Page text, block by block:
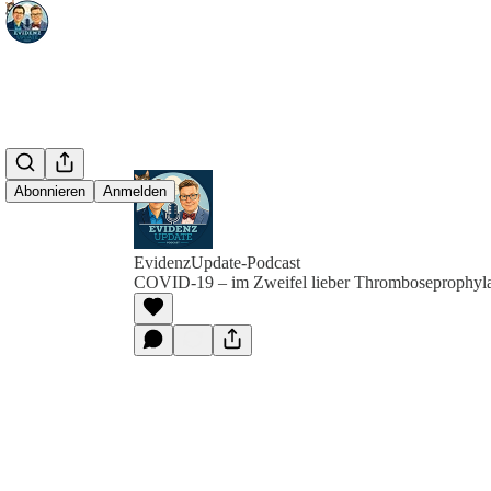
Abonnieren Anmelden
EvidenzUpdate-Podcast
COVID-19 – im Zweifel lieber